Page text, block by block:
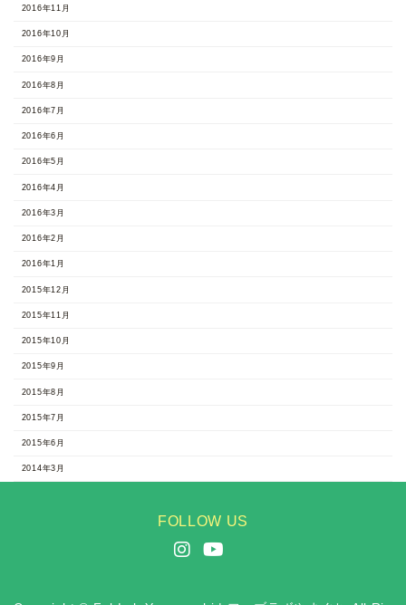
2016年11月
2016年10月
2016年9月
2016年8月
2016年7月
2016年6月
2016年5月
2016年4月
2016年3月
2016年2月
2016年1月
2015年12月
2015年11月
2015年10月
2015年9月
2015年8月
2015年7月
2015年6月
2014年3月
FOLLOW US